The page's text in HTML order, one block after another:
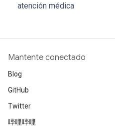
atención médica
Mantente conectado
Blog
GitHub
Twitter
哔哩哔哩